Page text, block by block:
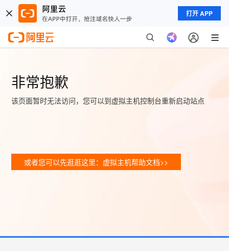
打开 APP
非常抱歉
该页面暂时无法访问，您可以到虚拟主机控制台重新启动站点
或者您可以先逛逛这里：虚拟主机帮助文档>>